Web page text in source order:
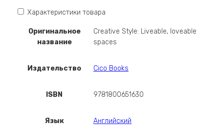
Характеристики товара
Оригинальное
название
Creative Style: Liveable, loveable
spaces
Издательство Cico Books
ISBN 9781800651630
Язык Английский